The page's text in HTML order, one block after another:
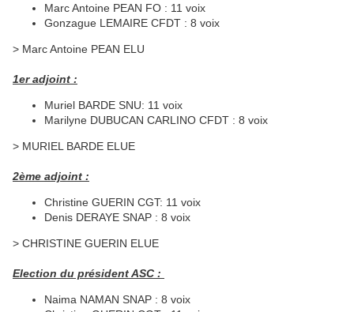
Marc Antoine PEAN FO : 11 voix
Gonzague LEMAIRE CFDT : 8 voix
> Marc Antoine PEAN ELU
1er adjoint :
Muriel BARDE SNU: 11 voix
Marilyne DUBUCAN CARLINO CFDT : 8 voix
> MURIEL BARDE ELUE
2ème adjoint :
Christine GUERIN CGT: 11 voix
Denis DERAYE SNAP : 8 voix
> CHRISTINE GUERIN ELUE
Election du président ASC :
Naima NAMAN SNAP : 8 voix